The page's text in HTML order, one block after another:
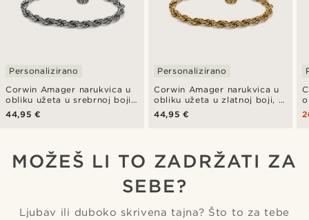
Corwin Amager narukvica u
obliku užeta u srebrnoj boji,
6 mm
Personalizirano
44,95 €
Corwin Amager narukvica u
obliku užeta u zlatnoj boji, 6
mm
Personalizirano
44,95 €
MOŽEŠ LI TO ZADRŽATI ZA
SEBE?
Ljubav ili duboko skrivena tajna? Što to za tebe